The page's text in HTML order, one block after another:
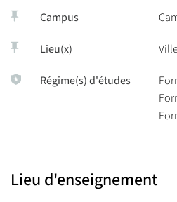
Campus
Lieu(x)
Régime(s) d'études
Lieu d'enseignement